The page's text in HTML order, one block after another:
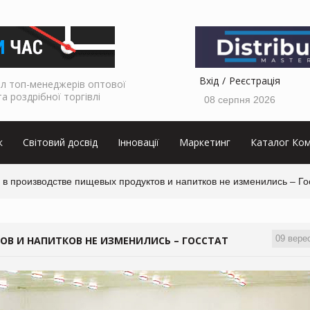
топ-менеджерів оптової
роздрібної торгівлі
Вхід Реєстрація
08 серпня 2026
Світовий досвід Інновації Маркетинг Каталог
производстве пищевых продуктов и напитков не изменились –
09
И НАПИТКОВ НЕ ИЗМЕНИЛИСЬ – ГОССТАТ